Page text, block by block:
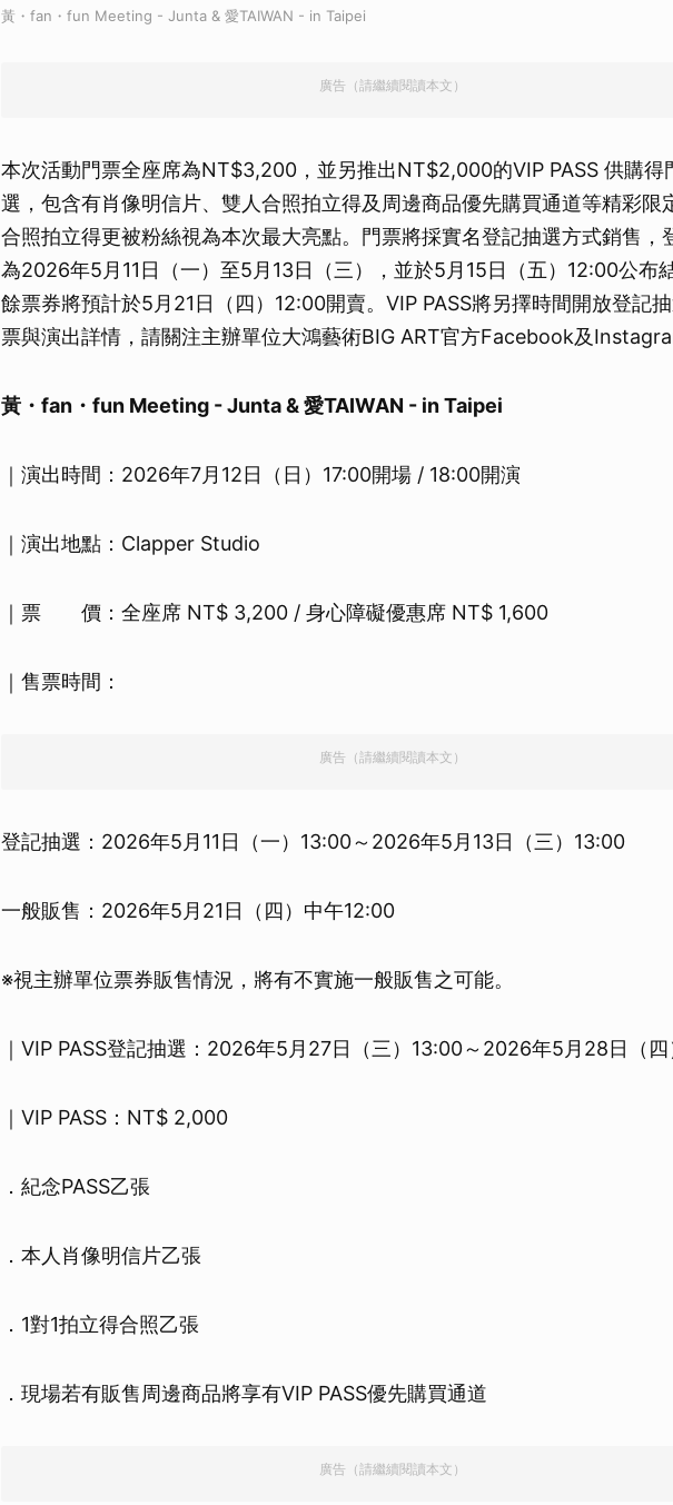
黃・fan・fun Meeting - Junta & 愛TAIWAN - in Taipei
廣告（請繼續閱讀本文）
本次活動門票全座席為NT$3,200，並另推出NT$2,000的VIP PASS 供購得
選，包含有肖像明信片、雙人合照拍立得及周邊商品優先購買通道等精彩限
合照拍立得更被粉絲視為本次最大亮點。門票將採實名登記抽選方式銷售，
為2026年5月11日（一）至5月13日（三），並於5月15日（五）12:00公布
餘票券將預計於5月21日（四）12:00開賣。VIP PASS將另擇時間開放登記
票與演出詳情，請關注主辦單位大鴻藝術BIG ART官方Facebook及
黃・fan・fun Meeting - Junta & 愛TAIWAN - in Taipei
｜演出時間：2026年7月12日（日）17:00開場 / 18:00開演
｜演出地點：Clapper Studio
｜票 價：全座席 NT$ 3,200 / 身心障礙優惠席 NT$ 1,600
｜售票時間：
廣告（請繼續閱讀本文）
登記抽選：2026年5月11日（一）13:00～2026年5月13日（三）13:00
一般販售：2026年5月21日（四）中午12:00
※視主辦單位票券販售情況，將有不實施一般販售之可能。
｜VIP PASS登記抽選：2026年5月27日（三）13:00～2026年5月28日（
｜VIP PASS：NT$ 2,000
．紀念PASS乙張
．本人肖像明信片乙張
．1對1拍立得合照乙張
．現場若有販售周邊商品將享有VIP PASS優先購買通道
廣告（請繼續閱讀本文）